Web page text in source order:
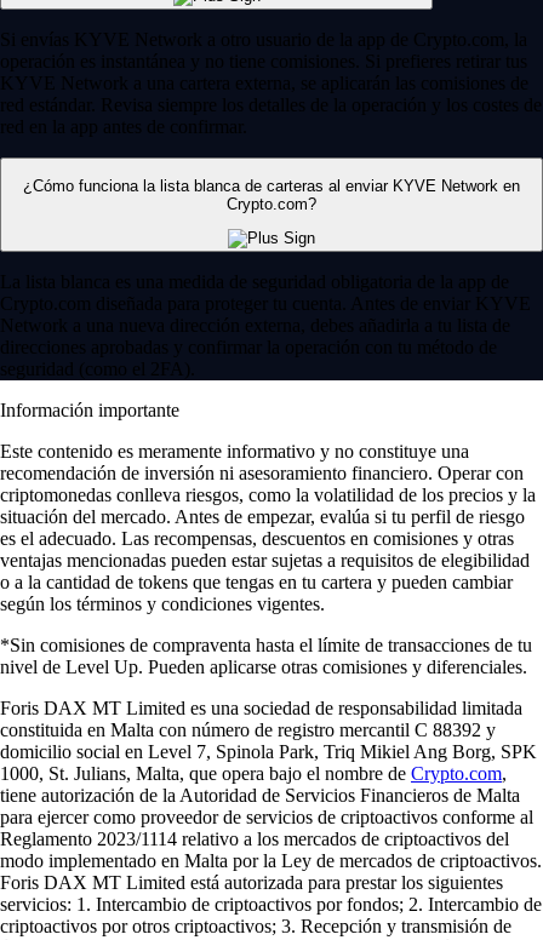
Si envías KYVE Network a otro usuario de la app de Crypto.com, la
operación es instantánea y no tiene comisiones. Si prefieres retirar tus
KYVE Network a una cartera externa, se aplicarán las comisiones de
red estándar. Revisa siempre los detalles de la operación y los costes de
red en la app antes de confirmar.
¿Cómo funciona la lista blanca de carteras al enviar KYVE Network en
Crypto.com?
La lista blanca es una medida de seguridad obligatoria de la app de
Crypto.com diseñada para proteger tu cuenta. Antes de enviar KYVE
Network a una nueva dirección externa, debes añadirla a tu lista de
direcciones aprobadas y confirmar la operación con tu método de
seguridad (como el 2FA).
Información importante
Este contenido es meramente informativo y no constituye una
recomendación de inversión ni asesoramiento financiero. Operar con
criptomonedas conlleva riesgos, como la volatilidad de los precios y la
situación del mercado. Antes de empezar, evalúa si tu perfil de riesgo
es el adecuado. Las recompensas, descuentos en comisiones y otras
ventajas mencionadas pueden estar sujetas a requisitos de elegibilidad
o a la cantidad de tokens que tengas en tu cartera y pueden cambiar
según los términos y condiciones vigentes.
*Sin comisiones de compraventa hasta el límite de transacciones de tu
nivel de Level Up. Pueden aplicarse otras comisiones y diferenciales.
Foris DAX MT Limited es una sociedad de responsabilidad limitada
constituida en Malta con número de registro mercantil C 88392 y
domicilio social en Level 7, Spinola Park, Triq Mikiel Ang Borg, SPK
1000, St. Julians, Malta, que opera bajo el nombre de Crypto.com,
tiene autorización de la Autoridad de Servicios Financieros de Malta
para ejercer como proveedor de servicios de criptoactivos conforme al
Reglamento 2023/1114 relativo a los mercados de criptoactivos del
modo implementado en Malta por la Ley de mercados de criptoactivos.
Foris DAX MT Limited está autorizada para prestar los siguientes
servicios: 1. Intercambio de criptoactivos por fondos; 2. Intercambio de
criptoactivos por otros criptoactivos; 3. Recepción y transmisión de